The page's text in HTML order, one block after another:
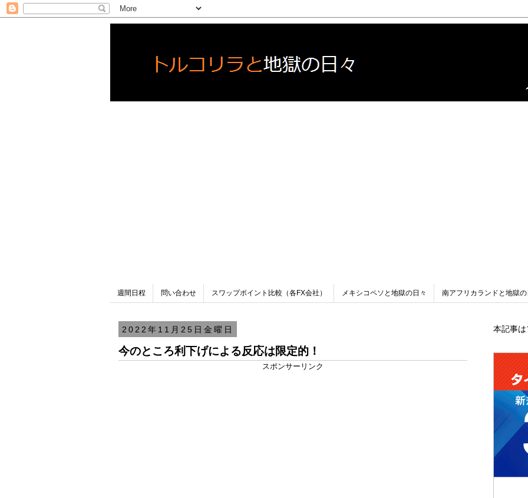
週間日程 問い合わせ スワップポイント比較（各FX会社） メキシコペソと地獄の日々 南アフリカランドと地獄
2022年11月25日金曜日
今のところ利下げによる反応は限定的！
スポンサーリンク
本記事